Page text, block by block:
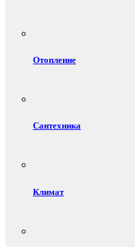
Отопление
Сантехника
Климат